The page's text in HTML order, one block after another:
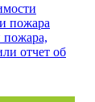
пожара
пожара,
отчет об